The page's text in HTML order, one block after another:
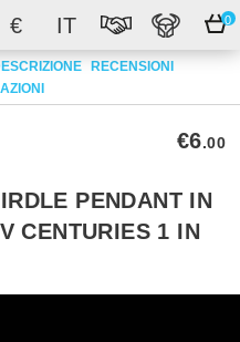
€ IT 0
RECENSIONI
€6.00
PENDANT IN
CENTURIES 1 IN